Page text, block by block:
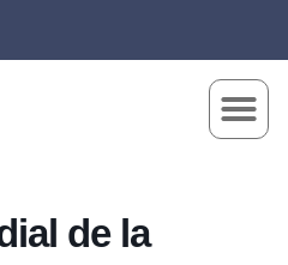
de la